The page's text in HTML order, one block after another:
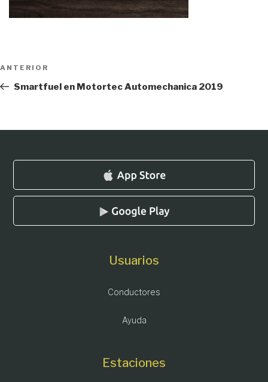
Navegación
de
Entrada
anterior:
ANTERIOR
Smartfuel en Motortec Automechanica 2019
Usuarios
Conductores
Ayuda
Estaciones